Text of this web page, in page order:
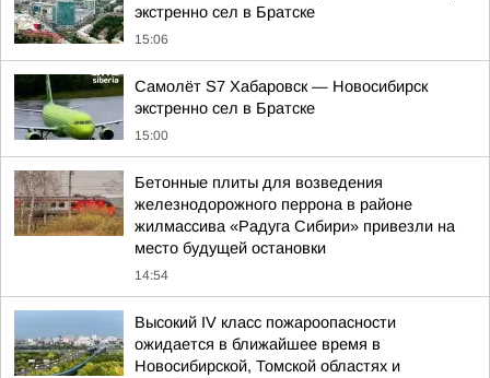
экстренно сел в Братске
15:06
Самолёт S7 Хабаровск — Новосибирск
экстренно сел в Братске
15:00
Бетонные плиты для возведения
железнодорожного перрона в районе
жилмассива «Радуга Сибири» привезли на
место будущей остановки
14:54
Высокий IV класс пожароопасности
ожидается в ближайшее время в
Новосибирской, Томской областях и